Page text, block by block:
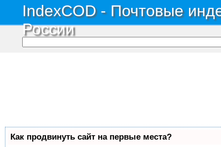
IndexCOD - Почтовые
России
Как продвинуть сайт на первые места?